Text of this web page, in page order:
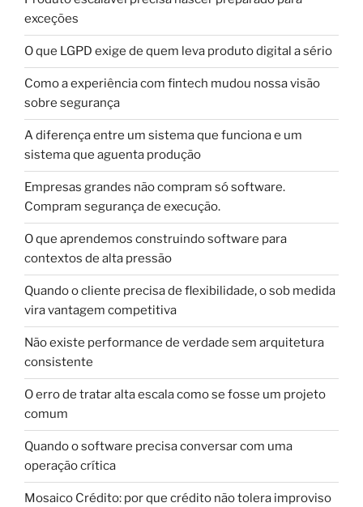
exceções
O que LGPD exige de quem leva produto digital a sério
Como a experiência com fintech mudou nossa visão
sobre segurança
A diferença entre um sistema que funciona e um
sistema que aguenta produção
Empresas grandes não compram só software.
Compram segurança de execução.
O que aprendemos construindo software para
contextos de alta pressão
Quando o cliente precisa de flexibilidade, o sob medida
vira vantagem competitiva
Não existe performance de verdade sem arquitetura
consistente
O erro de tratar alta escala como se fosse um projeto
comum
Quando o software precisa conversar com uma
operação crítica
Mosaico Crédito: por que crédito não tolera improviso